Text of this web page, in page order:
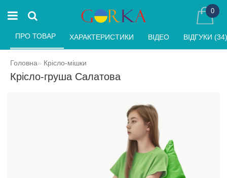
0
Головна Крісло-мішки
Крісло-груша Салатова
ПРО ТОВАР ХАРАКТЕРИСТИКИ ВІДЕО ВІДГУКИ